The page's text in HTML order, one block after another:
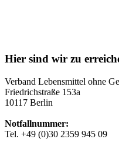
Hier sind wir zu
Verband Lebensmittel ohne
Friedrichstraße 153a
10117 Berlin
Notfallnummer:
Tel. +49 (0)30 2359 945 09